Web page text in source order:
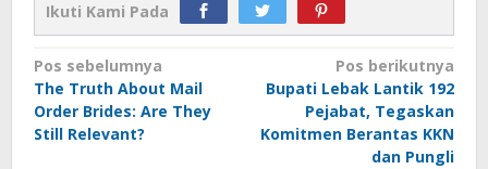
Ikuti Kami Pada
Navigasi
pos
Pos sebelumnya
The Truth About Mail
Order Brides: Are They
Still Relevant?
Pos berikutnya
Bupati Lebak Lantik 192
Pejabat, Tegaskan
Komitmen Berantas KKN
dan Pungli